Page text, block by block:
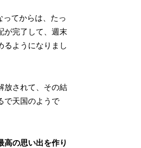
ってからは、たっ
が完了して、週末
るようになりまし
放されて、その結
で天国のようで
高の思い出を作り